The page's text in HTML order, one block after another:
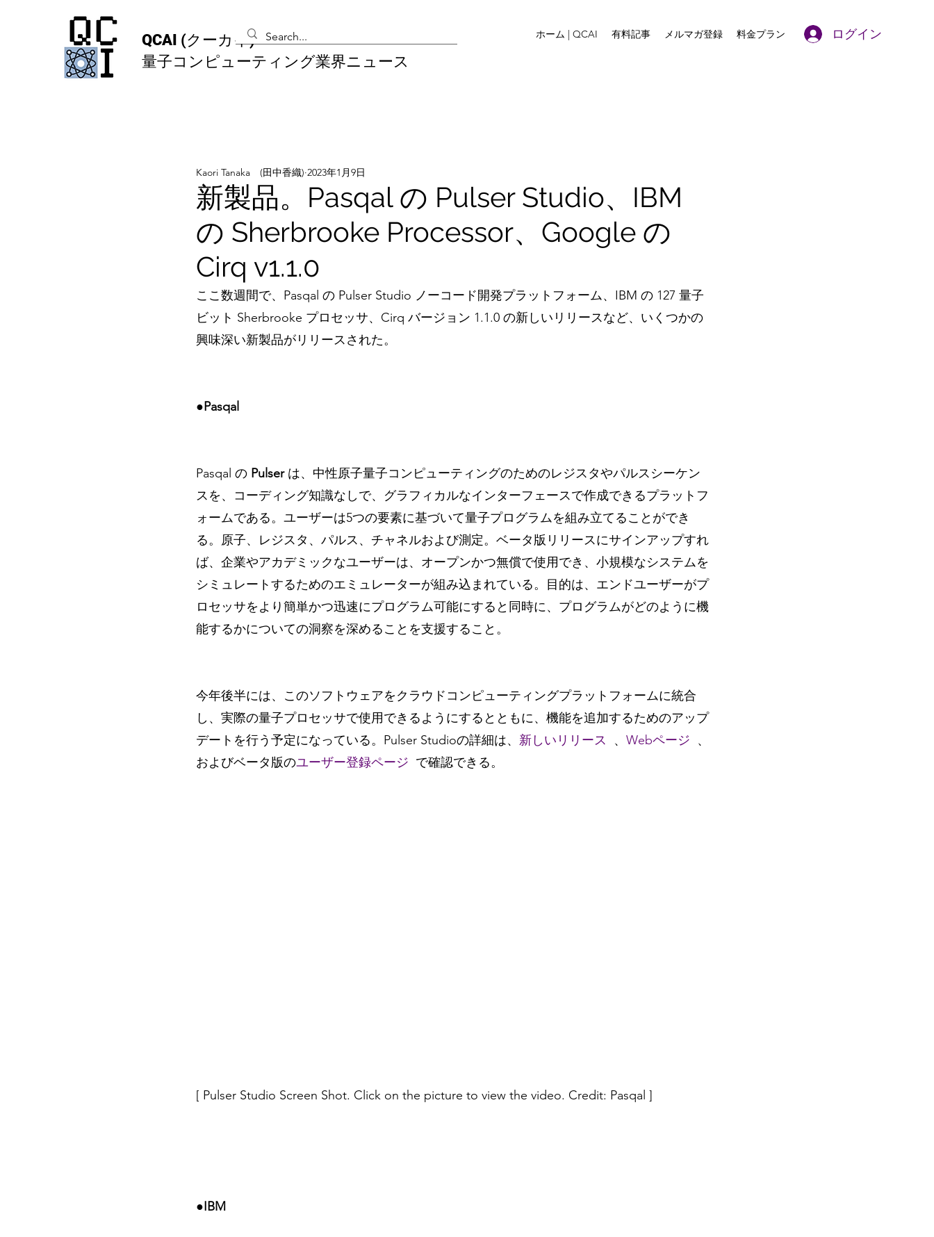
QCAI (クーカイ)
量子コンピューティング業界ニュース
ホーム | QCAI 有料記事 メルマガ登録 料金プラン ログイン
新製品。Pasqal の Pulser Studio、IBM
の Sherbrooke Processor、Google の
Cirq v1.1.0
Kaori Tanaka (田中香織) 2023年1月9日
ここ数週間で、Pasqal の Pulser Studio ノーコード開発プラットフォーム、IBM の 127 量子
ビット Sherbrooke プロセッサ、Cirq バージョン 1.1.0 の新しいリリースなど、いくつかの
興味深い新製品がリリースされた。
●Pasqal
Pasqal の Pulser は、中性原子量子コンピューティングのためのレジスタやパルスシーケン
スを、コーディング知識なしで、グラフィカルなインターフェースで作成できるプラットフ
ォームである。ユーザーは5つの要素に基づいて量子プログラムを組み立てることができ
る。原子、レジスタ、パルス、チャネルおよび測定。ベータ版リリースにサインアップすれ
ば、企業やアカデミックなユーザーは、オープンかつ無償で使用でき、小規模なシステムを
シミュレートするためのエミュレーターが組み込まれている。目的は、エンドユーザーがプ
ロセッサをより簡単かつ迅速にプログラム可能にすると同時に、プログラムがどのように機
能するかについての洞察を深めることを支援すること。
今年後半には、このソフトウェアをクラウドコンピューティングプラットフォームに統合
し、実際の量子プロセッサで使用できるようにするとともに、機能を追加するためのアップ
デートを行う予定になっている。Pulser Studioの詳細は、 新しいリリース 、 Webページ 、
およびベータ版のユーザー登録ページ で確認できる。
[ Pulser Studio Screen Shot. Click on the picture to view the video. Credit: Pasqal ]
●IBM